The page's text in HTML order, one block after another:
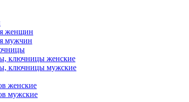
женщин
мужчин
ключницы женские
ключницы мужские
женские
мужские